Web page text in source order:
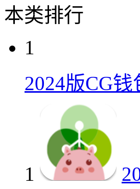
本类排行
1
2024版CG
1